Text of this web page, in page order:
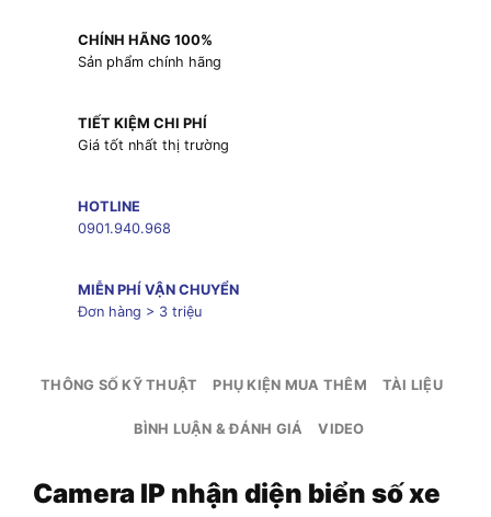
CHÍNH HÃNG 100%
Sản phẩm chính hãng
TIẾT KIỆM CHI PHÍ
Giá tốt nhất thị trường
HOTLINE
0901.940.968
MIỄN PHÍ VẬN CHUYỂN
Đơn hàng > 3 triệu
THÔNG SỐ KỸ THUẬT PHỤ KIỆN MUA THÊM TÀI LIỆU
BÌNH LUẬN & ĐÁNH GIÁ VIDEO
Camera IP nhận diện biển số xe